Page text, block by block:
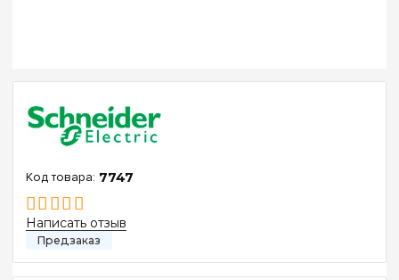
7747
Написать отзыв